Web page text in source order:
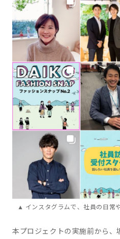
▲ インスタグラムで、社員の日常
本プロジェクトの実施前から、